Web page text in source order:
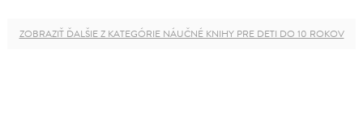
ZOBRAZIŤ ĎALŠIE Z KATEGÓRIE NÁUČNÉ KNIHY PRE DETI DO 10 ROKOV